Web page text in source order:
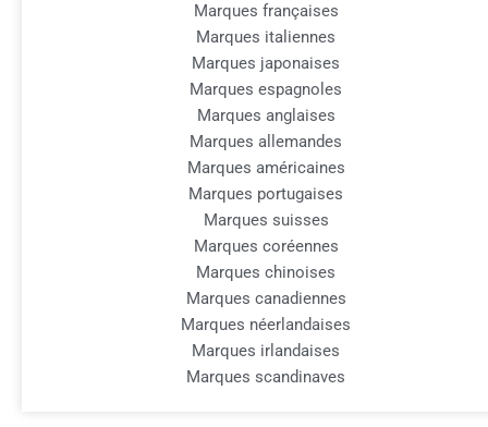
Marques françaises
Marques italiennes
Marques japonaises
Marques espagnoles
Marques anglaises
Marques allemandes
Marques américaines
Marques portugaises
Marques suisses
Marques coréennes
Marques chinoises
Marques canadiennes
Marques néerlandaises
Marques irlandaises
Marques scandinaves